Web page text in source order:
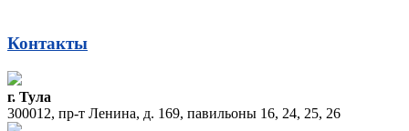
Контакты
г. Тула
300012, пр-т Ленина, д. 169, павильоны 16, 24, 25, 26